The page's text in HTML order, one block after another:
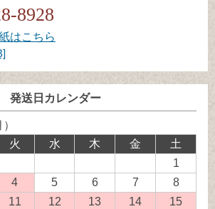
8928
はこちら
発送日カレンダー
火 水 木 金
土
1
4
送
5 6 7
8
11 12 13 14 15